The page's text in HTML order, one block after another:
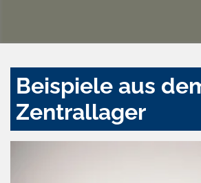
Beispiele aus
Zentrallager